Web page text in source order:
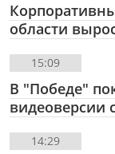
области
15:09
В "Победе"
видеоверсии
14:29